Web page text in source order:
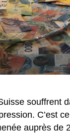
souffrent
C’est
auprès